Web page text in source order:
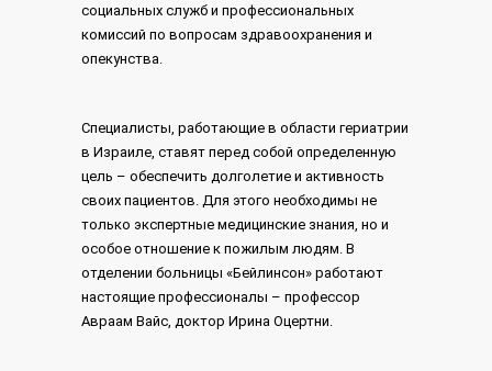
социальных служб и профессиональных
комиссий по вопросам здравоохранения и
опекунства.
Специалисты, работающие в области гериатрии
в Израиле, ставят перед собой определенную
цель – обеспечить долголетие и активность
своих пациентов. Для этого необходимы не
только экспертные медицинские знания, но и
особое отношение к пожилым людям. В
отделении больницы «Бейлинсон» работают
настоящие профессионалы – профессор
Авраам Вайс, доктор Ирина Оцертни.